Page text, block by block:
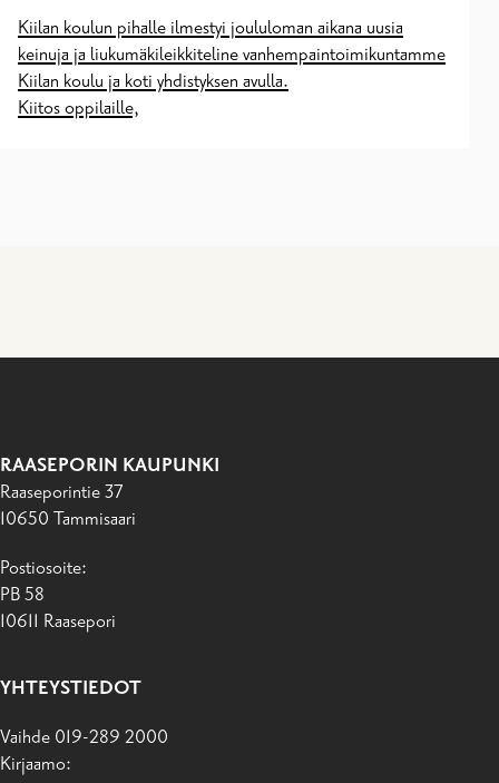
Kiilan koulun pihalle ilmestyi joululoman aikana uusia
keinuja ja liukumäkileikkiteline vanhempaintoimikuntamme
Kiilan koulu ja koti yhdistyksen avulla.
Kiitos oppilaille,
RAASEPORIN KAUPUNKI
Raaseporintie 37
10650 Tammisaari
Postiosoite:
PB 58
10611 Raasepori
YHTEYSTIEDOT
Vaihde 019-289 2000
Kirjaamo: